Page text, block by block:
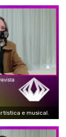
e musical.